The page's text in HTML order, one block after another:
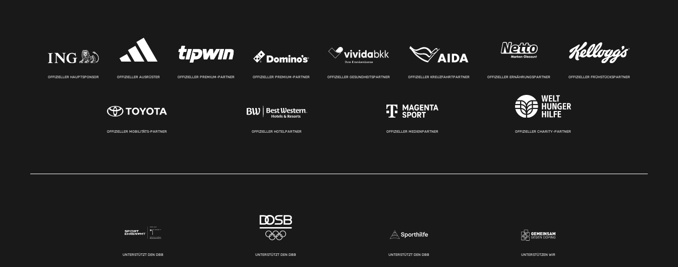
OFFIZIELLER HAUPTSPONSOR OFFIZIELLER AUSRÜSTER OFFIZIELLER PREMIUM-PARTNER OFFIZIELLER PREMIUM-PARTNER OFFIZIELLER GESUNDHEITSPARTNER OFFIZIELLER KREUZFAHRTPARTNER OFFIZIELLER ERNÄHRUNGSPARTNER OFFIZIELLER FRÜHSTÜCKSPARTNER
OFFIZIELLER MOBILITÄTS-PARTNER OFFIZIELLER HOTELPARTNER OFFIZIELLER MEDIENPARTNER OFFIZIELLER CHARITY-PARTNER
UNTERSTÜTZT DEN DBB UNTERSTÜTZT DEN DBB UNTERSTÜTZT DEN DBB UNTERSTÜTZEN WIR